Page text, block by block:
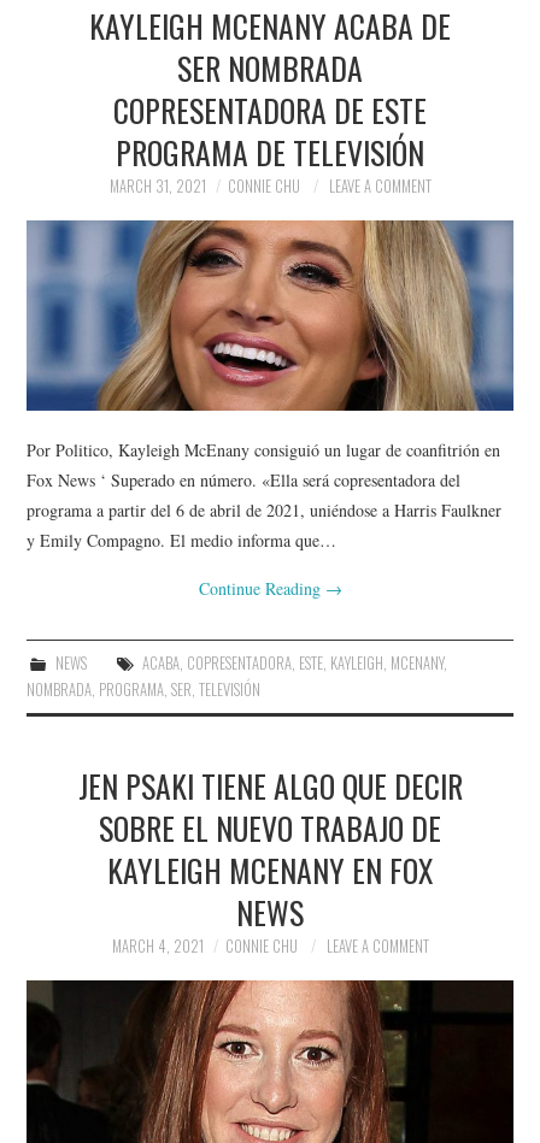
KAYLEIGH MCENANY ACABA DE
SER NOMBRADA
COPRESENTADORA DE ESTE
PROGRAMA DE TELEVISIÓN
MARCH 31, 2021 CONNIE CHU LEAVE A COMMENT
Por Politico, Kayleigh McEnany consiguió un lugar de coanfitrión en
Fox News ‘ Superado en número. «Ella será copresentadora del
programa a partir del 6 de abril de 2021, uniéndose a Harris Faulkner
y Emily Compagno. El medio informa que…
Continue Reading →
NEWS ACABA, COPRESENTADORA, ESTE, KAYLEIGH, MCENANY,
NOMBRADA, PROGRAMA,SER,TELEVISIÓN
JEN PSAKI TIENE ALGO QUE DECIR
SOBRE EL NUEVO TRABAJO DE
KAYLEIGH MCENANY EN FOX
NEWS
MARCH 4, 2021 CONNIE CHU LEAVE A COMMENT